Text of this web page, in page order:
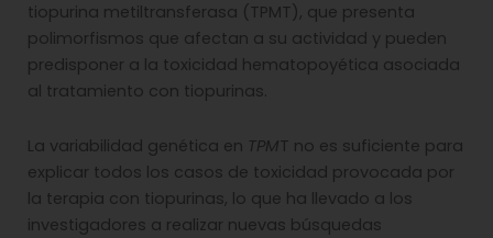
tiopurina metiltransferasa (TPMT), que presenta
polimorfismos que afectan a su actividad y pueden
predisponer a la toxicidad hematopoyética asociada
al tratamiento con tiopurinas.
La variabilidad genética en TPMT no es suficiente para
explicar todos los casos de toxicidad provocada por
la terapia con tiopurinas, lo que ha llevado a los
investigadores a realizar nuevas búsquedas